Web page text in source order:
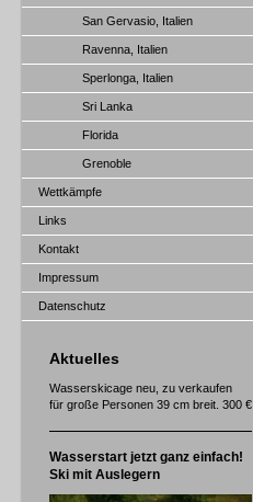
San Gervasio, Italien
Ravenna, Italien
Sperlonga, Italien
Sri Lanka
Florida
Grenoble
Wettkämpfe
Links
Kontakt
Impressum
Datenschutz
Aktuelles
Wasserskicage neu, zu verkaufen
für große Personen 39 cm breit. 300 €
Wasserstart jetzt ganz einfach!
Ski mit Auslegern